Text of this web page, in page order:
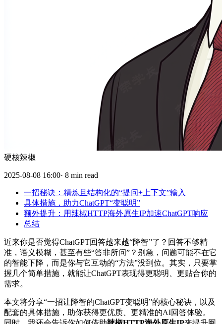
硬核辣椒
2025-08-08 16:00· 8 min read
一招秘诀：精炼且结构化的“提问+上下文”输入
具体措施，助力ChatGPT“变聪明”
额外提升：用辣椒HTTP海外原生IP加速ChatGPT响应
总结
近来你是否觉得ChatGPT回答越来越“降智”了？回答不够精
准，语义模糊，甚至有些“答非所问”？别急，问题可能不在它
的智能下降，而是你与它互动的“方法”没到位。其实，只要掌
握几个简单措施，就能让ChatGPT表现得更聪明、更贴合你的
需求。
本文将分享“一招让降智的ChatGPT变聪明”的核心秘诀，以及
配套的具体措施，助你获得更优质、更精准的AI回答体验。